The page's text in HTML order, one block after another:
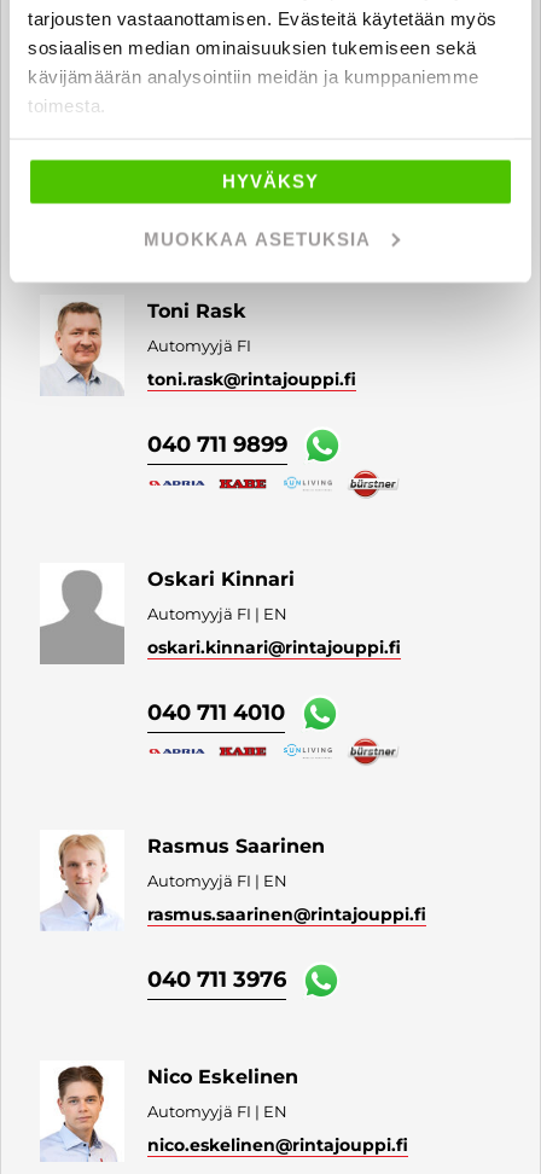
tarjousten vastaanottamisen. Evästeitä käytetään myös
sosiaalisen median ominaisuuksien tukemiseen sekä
kävijämäärän analysointiin meidän ja kumppaniemme
toimesta.
HYVÄKSY
MUOKKAA ASETUKSIA
Mikko Manninen
Toni Rask
Automyyjä FI
toni.rask@rintajouppi.fi
040 711 9899
Oskari Kinnari
Automyyjä FI | EN
oskari.kinnari@rintajouppi.fi
040 711 4010
Rasmus Saarinen
Automyyjä FI | EN
rasmus.saarinen@rintajouppi.fi
040 711 3976
Nico Eskelinen
Automyyjä FI | EN
nico.eskelinen@rintajouppi.fi